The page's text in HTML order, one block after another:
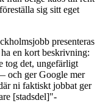
sig sitt eget
presenteras
en kort beskrivning:
tog det, ungefärligt
och ger Google mer
ni faktiskt jobbat ger
[stadsdel]"-